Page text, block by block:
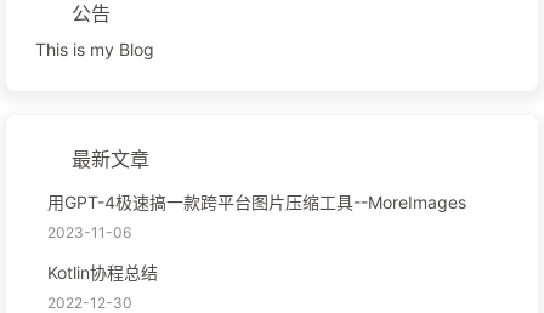
公告
This is my Blog
最新文章
用GPT-4极速搞一款跨平台图片压缩工具--MoreImages
2023-11-06
Kotlin协程总结
2022-12-30